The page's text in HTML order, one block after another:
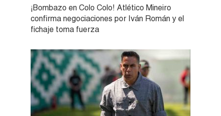
¡Bombazo en Colo Colo! Atlético Mineiro
confirma negociaciones por Iván Román y el
fichaje toma fuerza